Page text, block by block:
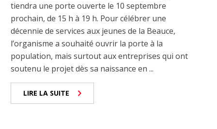
tiendra une porte ouverte le 10 septembre
prochain, de 15 h à 19 h. Pour célébrer une
décennie de services aux jeunes de la Beauce,
l’organisme a souhaité ouvrir la porte à la
population, mais surtout aux entreprises qui ont
soutenu le projet dès sa naissance en ...
LIRE LA SUITE